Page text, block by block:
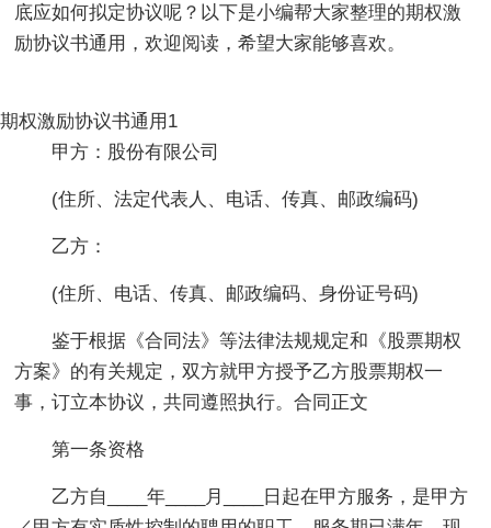
底应如何拟定协议呢？以下是小编帮大家整理的期权激
励协议书通用，欢迎阅读，希望大家能够喜欢。
期权激励协议书通用1
甲方：股份有限公司
(住所、法定代表人、电话、传真、邮政编码)
乙方：
(住所、电话、传真、邮政编码、身份证号码)
鉴于根据《合同法》等法律法规规定和《股票期权
方案》的有关规定，双方就甲方授予乙方股票期权一
事，订立本协议，共同遵照执行。合同正文
第一条资格
乙方自____年____月____日起在甲方服务，是甲方